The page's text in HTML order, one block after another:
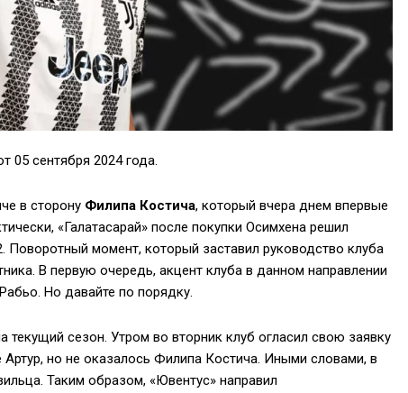
05 сентября 2024 года.
в сторону Филипа Костича, который вчера днем ​​впервые
«Галатасарай» после покупки Осимхена решил
Поворотный момент, который заставил руководство клуба
В первую очередь, акцент клуба в данном направлении
Но давайте по порядку.
текущий сезон. Утром во вторник клуб огласил свою заявку
но не оказалось Филипа Костича. Иными словами, в
Таким образом, «Ювентус» направил